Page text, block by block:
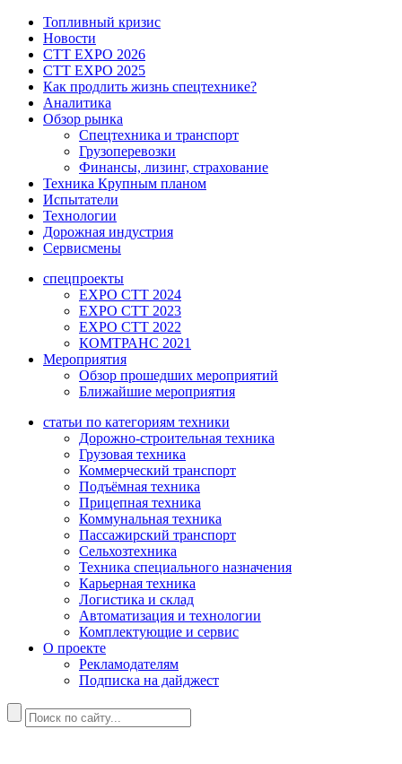
Топливный кризис
Новости
CTT EXPO 2026
CTT EXPO 2025
Как продлить жизнь спецтехнике?
Аналитика
Обзор рынка
Спецтехника и транспорт
Грузоперевозки
Финансы, лизинг, страхование
Техника Крупным планом
Испытатели
Технологии
Дорожная индустрия
Сервисмены
спецпроекты
EXPO CTT 2024
EXPO CTT 2023
EXPO CTT 2022
КОМТРАНС 2021
Мероприятия
Обзор прошедших мероприятий
Ближайшие мероприятия
статьи по категориям техники
Дорожно-строительная техника
Грузовая техника
Коммерческий транспорт
Подъёмная техника
Прицепная техника
Коммунальная техника
Пассажирский транспорт
Сельхозтехника
Техника специального назначения
Карьерная техника
Логистика и склад
Автоматизация и технологии
Комплектующие и сервис
О проекте
Рекламодателям
Подписка на дайджест